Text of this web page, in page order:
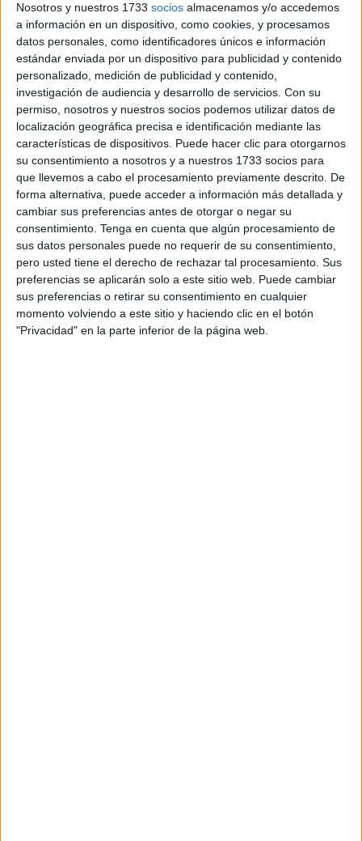
Nosotros y nuestros 1733 socios almacenamos y/o accedemos
a información en un dispositivo, como cookies, y procesamos
datos personales, como identificadores únicos e información
estándar enviada por un dispositivo para publicidad y contenido
personalizado, medición de publicidad y contenido,
investigación de audiencia y desarrollo de servicios. Con su
permiso, nosotros y nuestros socios podemos utilizar datos de
localización geográfica precisa e identificación mediante las
características de dispositivos. Puede hacer clic para otorgarnos
su consentimiento a nosotros y a nuestros 1733 socios para
que llevemos a cabo el procesamiento previamente descrito. De
forma alternativa, puede acceder a información más detallada y
cambiar sus preferencias antes de otorgar o negar su
consentimiento. Tenga en cuenta que algún procesamiento de
sus datos personales puede no requerir de su consentimiento,
pero usted tiene el derecho de rechazar tal procesamiento. Sus
preferencias se aplicarán solo a este sitio web. Puede cambiar
sus preferencias o retirar su consentimiento en cualquier
momento volviendo a este sitio y haciendo clic en el botón
"Privacidad" en la parte inferior de la página web.
Elwaterpolistaceutí Guillermo Molina regresó a la
competición en Italia tras un parón de casi siete meses.
Fue en la Copa de Italia el pasado fin de semana. En la
piscina ‘Zanelli’ de Savona se enfrentaron cuatro equipos:
Waterpolo Trieste, Telimar Palermo, Metanopoli de San
Donato Milanese y obviamente los anfitriones, el Carige
Rari Nantes Savona, equipo en el que renovó Guillermo
Molina el pasado 25 de mayo.
Fue un debut especial, el del conjunto rojiblanco del
Carige Rari Nantes Savona, que este año se ha renovado
con fuerza y prueba de ellos son los resultados les
clasifican para la segunda fase de la Copa de Italia, que
tendrá lugar el próximo fin de semana. Telimar Palermo se
clasificó con 9 puntos y el Carige RN Savona lo hizo con 6
puntos.